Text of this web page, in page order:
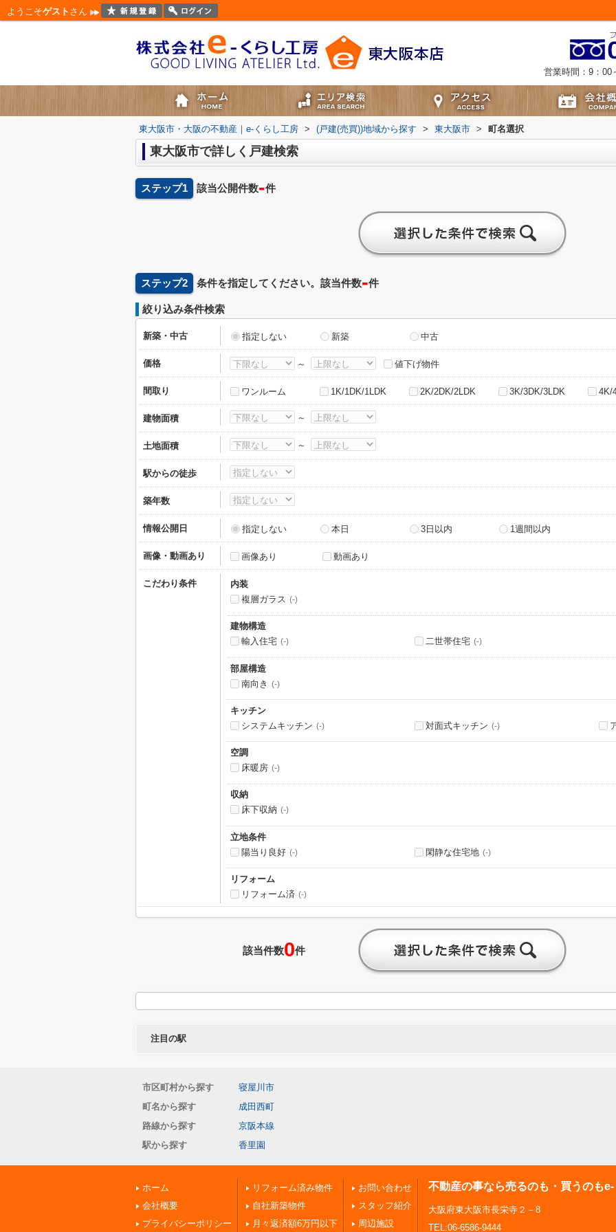
ようこそゲスト さん
営業時間：9：00
東大阪市・大阪の不動産｜e-くらし工房 > (戸建(売買))地域から探す > 東大阪市 > 町名選択
東大阪市で詳しく戸建検索
ステップ1 該当公開件数-件
ステップ2 条件を指定してください。該当件数-件
絞り込み条件検索
新築・中古 指定しない 新築 中古
価格 ～ 値下げ物件
間取り ワンルーム 1K/1DK/1LDK 2K/2DK/2LDK 3K/3DK/3LDK 4K/
建物面積 ～
土地面積 ～
駅からの徒歩
築年数
情報公開日 指定しない 本日 3日以内 1週間以内
画像・動画あり 画像あり 動画あり
こだわり条件
内装
複層ガラス (-)
建物構造
輸入住宅 (-) 二世帯住宅 (-)
部屋構造
南向き
(-)
キッチン
システムキッチン (-) 対面式キッチン (-)
空調
床暖房 (-)
収納
床下収納 (-)
立地条件
陽当り良好 (-) 閑静な住宅地 (-)
リフォーム
リフォーム済 (-)
該当件数0件
注目の駅
市区町村から探す
寝屋川市
町名から探す
成田西町
路線から探す
京阪本線
駅から探す
香里園
ホーム
会社概要
プライバシーポリシー
リフォーム済み物件
自社新築物件
月々返済額6万円以下
お問い合わせ
スタッフ紹介
周辺施設
不動産の事なら売るのも・買うのもe-
大阪府東大阪市長栄寺２－8
TEL:06-6586-9444